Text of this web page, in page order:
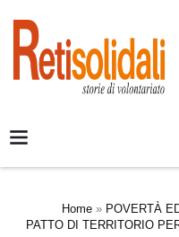
Home » POVERTÀ
PATTO DI TERRITORIO